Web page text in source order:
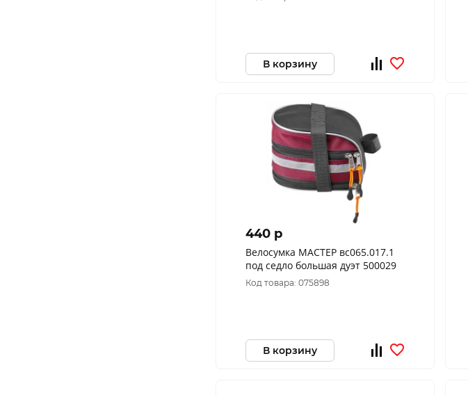
В корзину
440 p
Велосумка МАСТЕР вс065.017.1
под седло большая дуэт 500029
Код товара: 075898
В корзину